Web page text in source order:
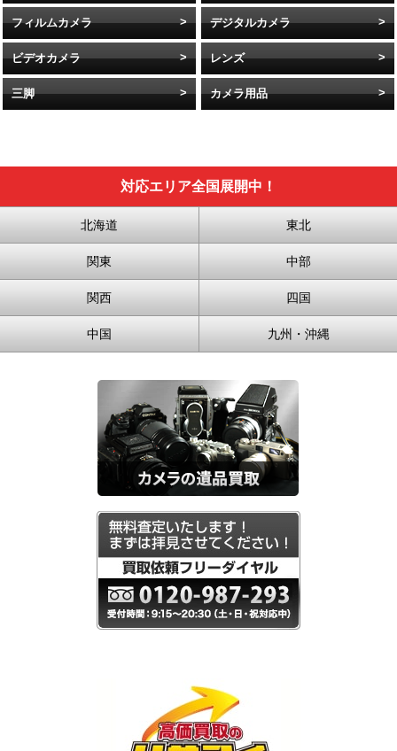
フィルムカメラ デジタルカメラ
ビデオカメラ レンズ
三脚 カメラ用品
対応エリア全国展開中！
北海道 東北
関東 中部
関西 四国
中国 九州・沖縄